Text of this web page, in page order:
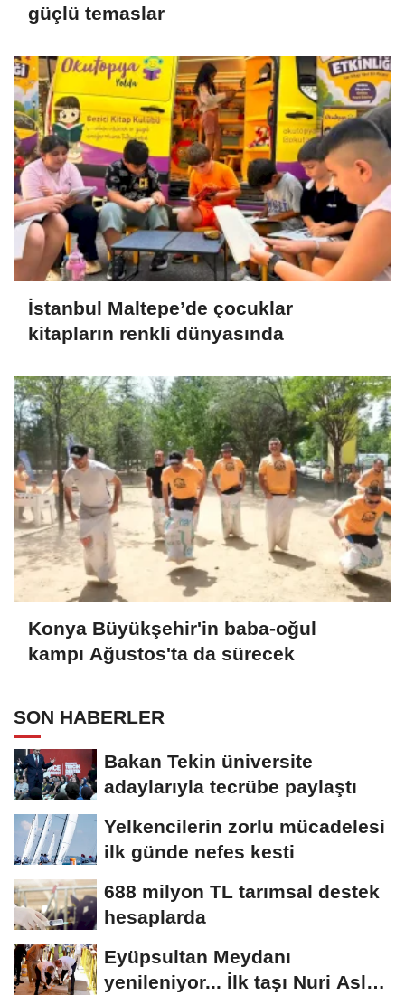
güçlü temaslar
İstanbul Maltepe’de çocuklar
kitapların renkli dünyasında
Konya Büyükşehir'in baba-oğul
kampı Ağustos'ta da sürecek
SON HABERLER
Bakan Tekin üniversite
adaylarıyla tecrübe paylaştı
Yelkencilerin zorlu mücadelesi
ilk günde nefes kesti
688 milyon TL tarımsal destek
hesaplarda
Eyüpsultan Meydanı
yenileniyor... İlk taşı Nuri Aslan